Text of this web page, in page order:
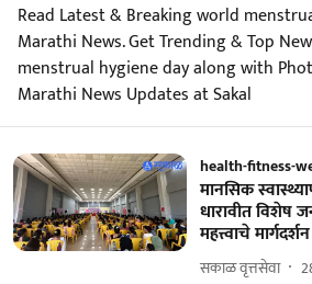
Read Latest & Breaking world
Marathi News. Get Trending & Top
menstrual hygiene day along with
Marathi News Updates at Sakal
health-fitness-
मानसिक
धारावीत विशेष
महत्त्वाचे मार्गदर्शन
सकाळ वृत्तसेवा